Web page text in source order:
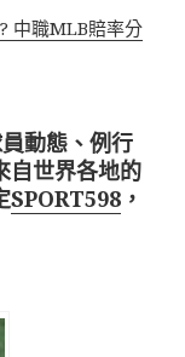
中職MLB賠率分
動態、例行
自世界各地的
SPORT598 ，